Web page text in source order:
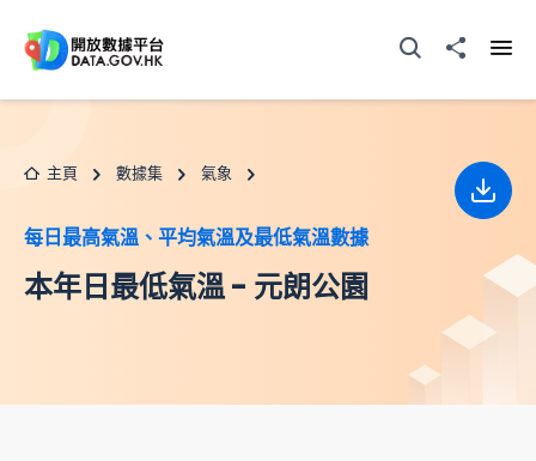
打開搜尋器分享至
主頁 數據集 氣象
每日最高氣溫、平均氣溫及最低氣溫數據
本年日最低氣溫 - 元朗公園
下載